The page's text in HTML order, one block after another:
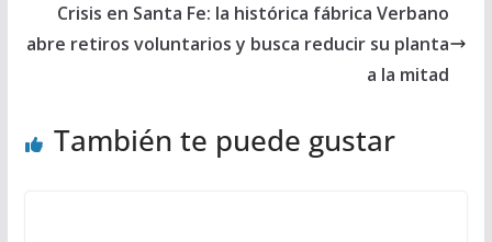
Crisis en Santa Fe: la histórica fábrica Verbano
abre retiros voluntarios y busca reducir su planta
a la mitad
También te puede gustar